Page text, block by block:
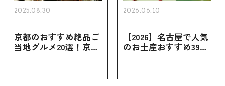
2025.08.30
京都のおすすめ絶品ご
当地グルメ20選！京都
2026.06.10
【2026】名古屋で人気
のお土産おすすめ39選
お土産・ばらまき用ま